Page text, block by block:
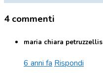
4 commenti
maria chiara petruzzellis
6 anni fa Rispondi